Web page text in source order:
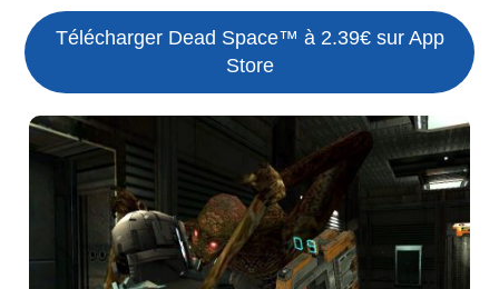
Télécharger Dead Space™ à 2.39€ sur App
Store